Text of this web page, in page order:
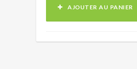
AJOUTER AU PANIER